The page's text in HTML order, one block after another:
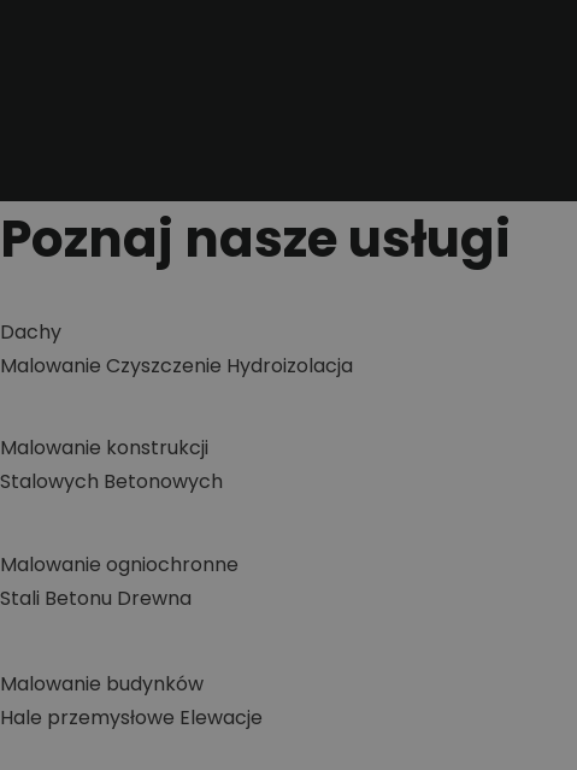
Poznaj nasze usługi
Dachy
Malowanie Czyszczenie Hydroizolacja
Malowanie konstrukcji
Stalowych Betonowych
Malowanie ogniochronne
Stali Betonu Drewna
Malowanie budynków
Hale przemysłowe Elewacje